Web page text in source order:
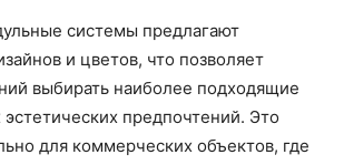
системы предлагают
и цветов, что позволяет
выбирать наиболее подходящие
эстетических предпочтений. Это
для коммерческих объектов, где